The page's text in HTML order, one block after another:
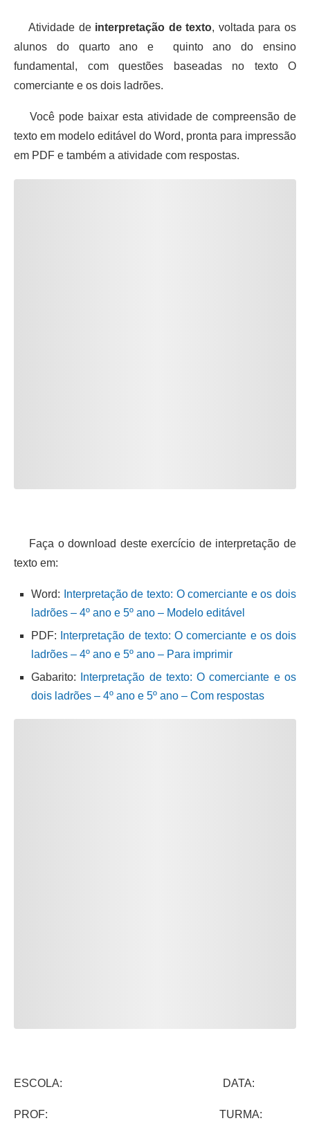
Atividade de interpretação de texto, voltada para os
alunos do quarto ano e quinto ano do ensino
fundamental, com questões baseadas no texto O
comerciante e os dois ladrões.
Você pode baixar esta atividade de compreensão de
texto em modelo editável do Word, pronta para impressão
em PDF e também a atividade com respostas.
Faça o download deste exercício de interpretação de
texto em:
Word:
Interpretação de texto: O comerciante e os dois
ladrões – 4º ano e 5º ano – Modelo editável
PDF:
Interpretação de texto: O comerciante e os dois
ladrões – 4º ano e 5º ano – Para imprimir
Gabarito:
Interpretação de texto: O comerciante e os
dois ladrões – 4º ano e 5º ano – Com respostas
ESCOLA: DATA:
PROF: TURMA: